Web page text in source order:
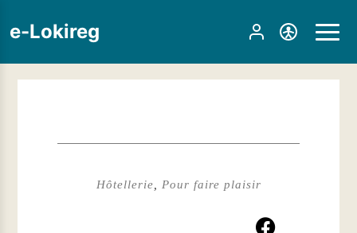
e-Lokireg
Hôtellerie Pour faire plaisir